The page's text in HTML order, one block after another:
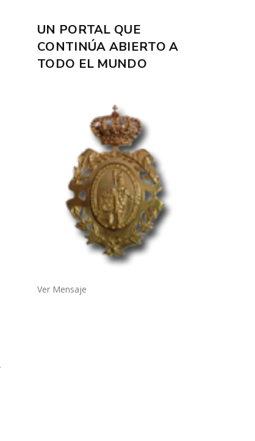
UN PORTAL QUE
CONTINÚA ABIERTO A
TODO EL MUNDO
Ver Mensaje